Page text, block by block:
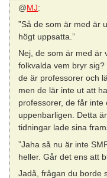
@MJ:
”Så de som är med är
högt uppsatta.”
Nej, de som är med är
folkvalda vem bryr
de är professorer och
men de lär inte ut att
professorer, de får
uppenbarligen. Detta
tidningar lade sina
”Jaha så nu är inte
heller. Går det ens att
Jadå, frågan du borde